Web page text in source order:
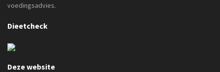
voedingsadvies.
Dieetcheck
Deze website